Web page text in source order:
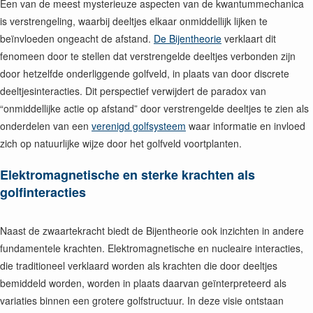
Een van de meest mysterieuze aspecten van de kwantummechanica
is verstrengeling, waarbij deeltjes elkaar onmiddellijk lijken te
beïnvloeden ongeacht de afstand. De Bijentheorie verklaart dit
fenomeen door te stellen dat verstrengelde deeltjes verbonden zijn
door hetzelfde onderliggende golfveld, in plaats van door discrete
deeltjesinteracties. Dit perspectief verwijdert de paradox van
“onmiddellijke actie op afstand” door verstrengelde deeltjes te zien als
onderdelen van een verenigd golfsysteem waar informatie en invloed
zich op natuurlijke wijze door het golfveld voortplanten.
Elektromagnetische en sterke krachten als
golfinteracties
Naast de zwaartekracht biedt de Bijentheorie ook inzichten in andere
fundamentele krachten. Elektromagnetische en nucleaire interacties,
die traditioneel verklaard worden als krachten die door deeltjes
bemiddeld worden, worden in plaats daarvan geïnterpreteerd als
variaties binnen een grotere golfstructuur. In deze visie ontstaan